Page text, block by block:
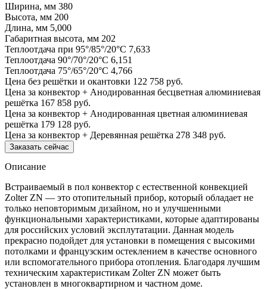
Ширина, мм 380
Высота, мм 200
Длина, мм 5,000
Габаритная высота, мм 202
Теплоотдача при 95°/85°/20°С 7,633
Теплоотдача 90°/70°/20°С 6,151
Теплоотдача 75°/65°/20°С 4,766
Цена без решётки и окантовки 122 758 руб.
Цена за конвектор + Анодированная бесцветная алюминиевая
решётка 167 858 руб.
Цена за конвектор + Анодированная цветная алюминиевая
решётка 179 128 руб.
Цена за конвектор + Деревянная решётка 278 348 руб.
Заказать сейчас
Описание
Встраиваемый в пол конвектор с естественной конвекцией
Zolter ZN — это отопительный прибор, который обладает не
только неповторимым дизайном, но и улучшенными
функциональными характеристиками, которые адаптированы
для российских условий эксплутатации. Данная модель
прекрасно подойдет для установки в помещения с высокими
потолками и французским остеклением в качестве основного
или вспомогательного прибора отопления. Благодаря лучшим
техническим характеристикам Zolter ZN может быть
установлен в многоквартирном и частном доме.